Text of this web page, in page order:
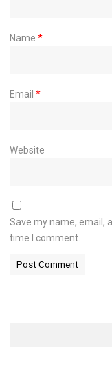
Name *
Email *
Website
Save my name, email,
time I comment.